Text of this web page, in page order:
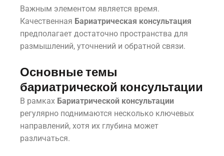
Важным элементом является время.
Качественная Бариатрическая консультация
предполагает достаточно пространства для
размышлений, уточнений и обратной связи.
Основные темы
бариатрической консультации
В рамках Бариатрической консультации
регулярно поднимаются несколько ключевых
направлений, хотя их глубина может
различаться.